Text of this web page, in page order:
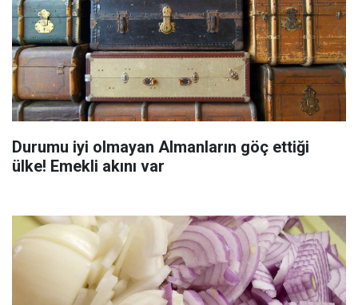
Durumu iyi olmayan Almanların göç ettiği
ülke! Emekli akını var